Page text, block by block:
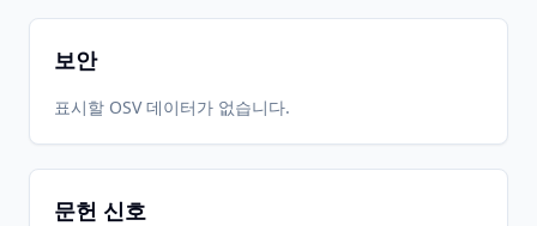
보안
표시할 OSV 데이터가 없습니다.
문헌 신호